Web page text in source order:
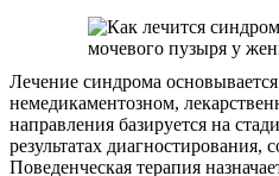
Лечение синдрома
немедикаментозном,
направления базируется на
результатах диагностирования,
Поведенческая терапия